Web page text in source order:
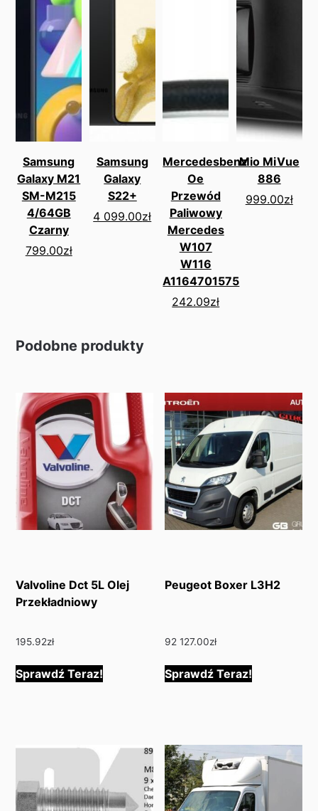
Samsung
Galaxy M21
SM-M215
4/64GB
Czarny
799.00zł
Samsung
Galaxy
S22+
4 099.00zł
Mercedesbenz
Oe
Przewód
Paliwowy
Mercedes
W107
W116
A1164701575
242.09zł
Mio MiVue
886
999.00zł
Podobne produkty
Valvoline Dct 5L Olej
Przekładniowy
195.92zł
Sprawdź Teraz!
Peugeot Boxer L3H2
92 127.00zł
Sprawdź Teraz!